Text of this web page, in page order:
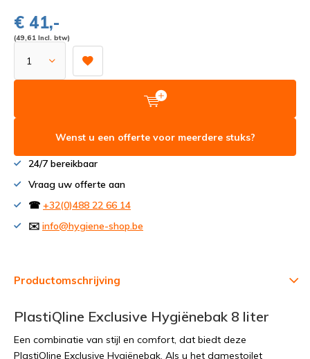
€ 41,-
(49,61 Incl. btw)
Wenst u een offerte voor meerdere stuks?
24/7 bereikbaar
Vraag uw offerte aan
☎ +32(0)488 22 66 14
✉️ info@hygiene-shop.be
Productomschrijving
PlastiQline Exclusive Hygiënebak 8 liter
Een combinatie van stijl en comfort, dat biedt deze
PlastiQline Exclusive Hygiënebak. Als u het damestoilet